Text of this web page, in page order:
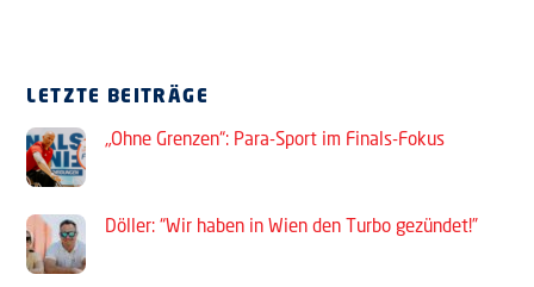
LETZTE BEITRÄGE
„Ohne Grenzen“: Para-Sport im Finals-Fokus
Döller: “Wir haben in Wien den Turbo gezündet!”